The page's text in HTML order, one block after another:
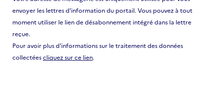
Energie
Formation professionnelle et insertion
envoyer les lettres d'information du portail. Vous pouvez à tout
moment utiliser le lien de désabonnement intégré dans la lettre
reçue.
Pour avoir plus d'informations sur le traitement des données
collectéescliquez sur ce lien.